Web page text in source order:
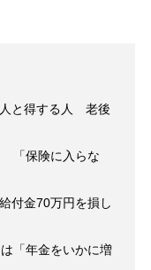
人と得する人 老後
「保険に入らな
付金70万円を損し
「年金をいかに増